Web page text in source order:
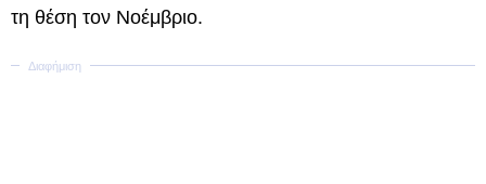
τη θέση τον Νοέμβριο.